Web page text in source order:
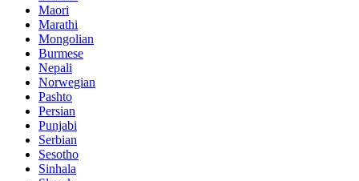
Maori
Marathi
Mongolian
Burmese
Nepali
Norwegian
Pashto
Persian
Punjabi
Serbian
Sesotho
Sinhala